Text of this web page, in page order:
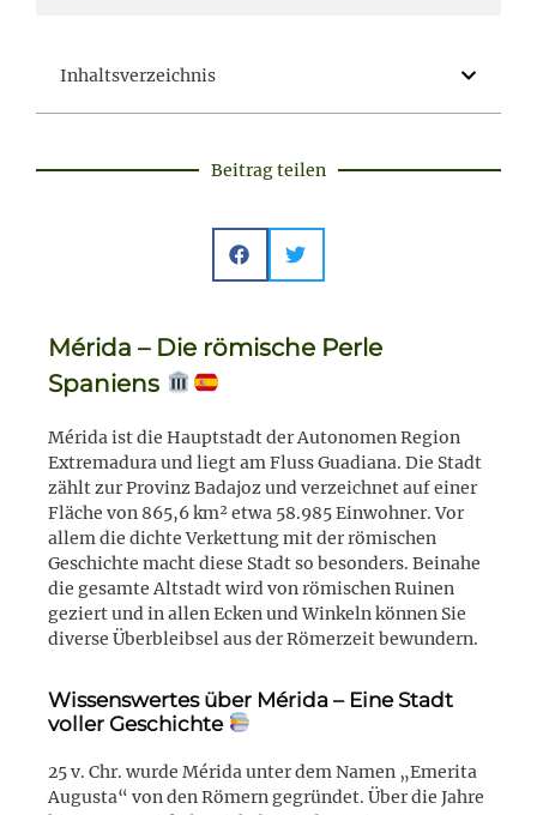
Mérida – Die römische Perle
Spaniens
Mérida ist die Hauptstadt der Autonomen Region
Extremadura und liegt am Fluss Guadiana. Die Stadt
zählt zur Provinz Badajoz und verzeichnet auf einer
Fläche von 865,6 km² etwa 58.985 Einwohner. Vor
allem die dichte Verkettung mit der römischen
Geschichte macht diese Stadt so besonders. Beinahe
die gesamte Altstadt wird von römischen Ruinen
geziert und in allen Ecken und Winkeln können Sie
diverse Überbleibsel aus der Römerzeit bewundern.
Wissenswertes über Mérida – Eine Stadt
voller Geschichte
25 v. Chr. wurde Mérida unter dem Namen „Emerita
Augusta“ von den Römern gegründet. Über die Jahre
Inhaltsverzeichnis
Beitrag teilen